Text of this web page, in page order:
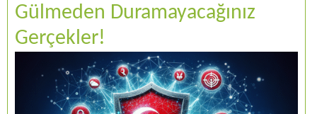
Gülmeden Duramayacağınız
Gerçekler!